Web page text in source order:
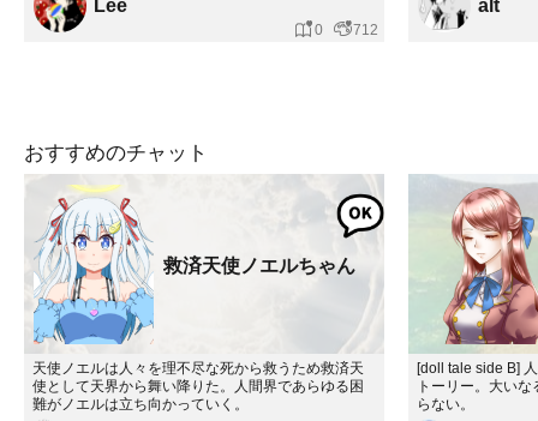
Lee
0 712
alt
おすすめのチャット
救済天使ノエルちゃん
天使ノエルは人々を理不尽な死から救うため救済天
使として天界から舞い降りた。人間界であらゆる困
難がノエルは立ち向かっていく。
[doll tale side B]
トーリー。大い
らない。